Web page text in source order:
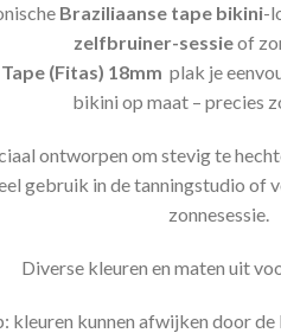
Braziliaanse tape bikini-
zelfbruiner-sessieof
(Fitas) 18mm plak je
bikini op maat – precies
ontworpen om stevig te
gebruik in de tanningstudio of
zonnesessie.
Diverse kleuren en maten uit
kleuren kunnen afwijken door